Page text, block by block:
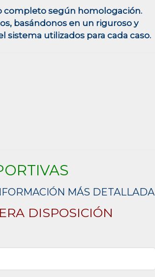
completo según homologación.
basándonos en un riguroso y
sistema utilizados para cada caso.
MÁS DETALLADA
DISPOSICIÓN